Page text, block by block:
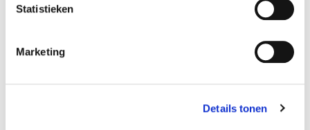
Statistieken
Marketing
Details tonen
Gymzaal vereniging Lohmanlaan
RESERVEER NU GYMZAAL VERENIGING LOHMANLAAN